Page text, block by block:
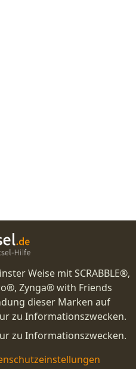
Weise mit SCRABBLE®,
Zynga® with Friends
dieser Marken auf
zu Informationszwecken.
zu Informationszwecken.